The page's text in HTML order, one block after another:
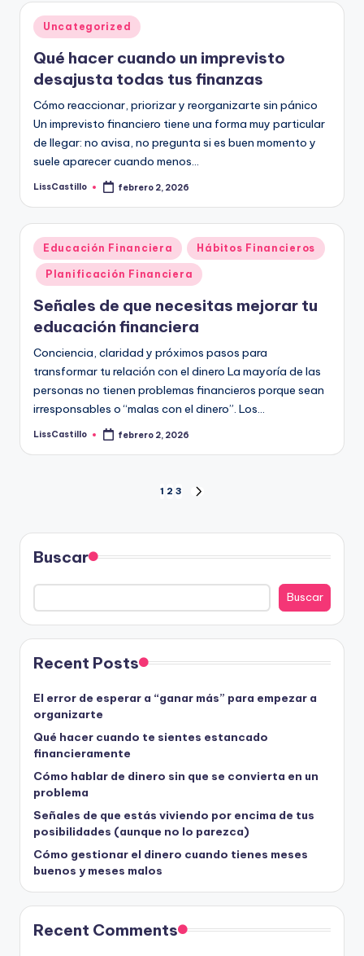
Publicado
en
Uncategorized
Qué hacer cuando un imprevisto
desajusta todas tus finanzas
Cómo reaccionar, priorizar y reorganizarte sin pánico
Un imprevisto financiero tiene una forma muy particular
de llegar: no avisa, no pregunta si es buen momento y
suele aparecer cuando menos…
Publicado
LissCastillo febrero 2, 2026
Publicado
en
Educación Financiera Hábitos Financieros
Planificación Financiera
Señales de que necesitas mejorar tu
educación financiera
Conciencia, claridad y próximos pasos para
transformar tu relación con el dinero La mayoría de las
personas no tienen problemas financieros porque sean
irresponsables o “malas con el dinero”. Los…
Publicado
LissCastillo febrero 2, 2026
de
entradas
1 2 3
Buscar
Buscar
Recent Posts
El error de esperar a “ganar más” para empezar a
organizarte
Qué hacer cuando te sientes estancado
financieramente
Cómo hablar de dinero sin que se convierta en un
problema
Señales de que estás viviendo por encima de tus
posibilidades (aunque no lo parezca)
Cómo gestionar el dinero cuando tienes meses
buenos y meses malos
Recent Comments